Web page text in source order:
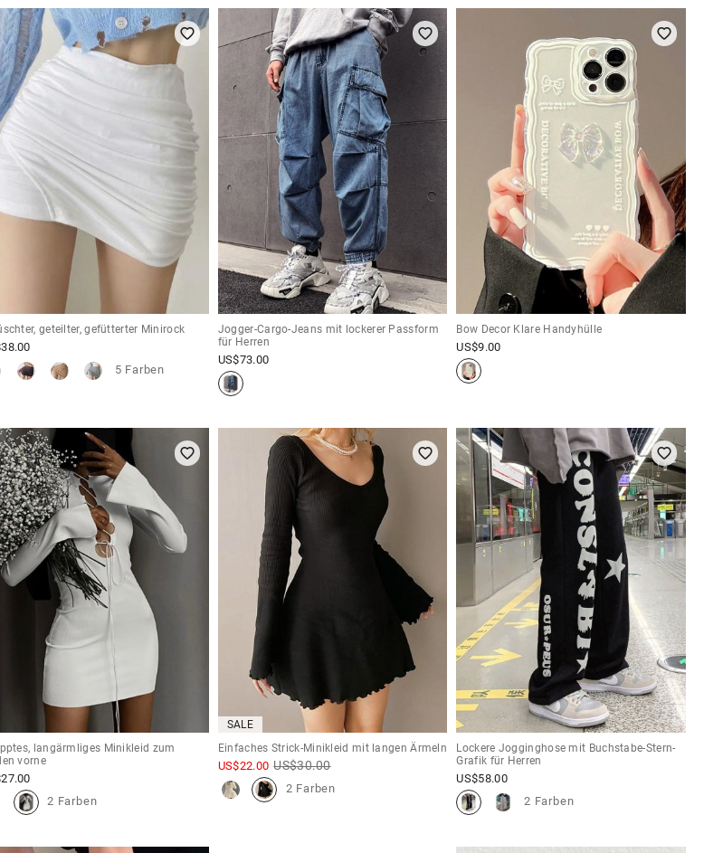
geteilter, gefütterter Minirock
38.00
5 Farben
Jogger-Cargo-Jeans mit lockerer Passform
für Herren
US$73.00
Bow Decor Klare Handyhülle
US$9.00
langärmliges Minikleid zum
vorne
27.00
2 Farben
SALE
Einfaches Strick-Minikleid mit langen Ärmeln
US$22.00 US$30.00
2 Farben
Lockere Jogginghose mit Buchstabe-Stern-
Grafik für Herren
US$58.00
2 Farben